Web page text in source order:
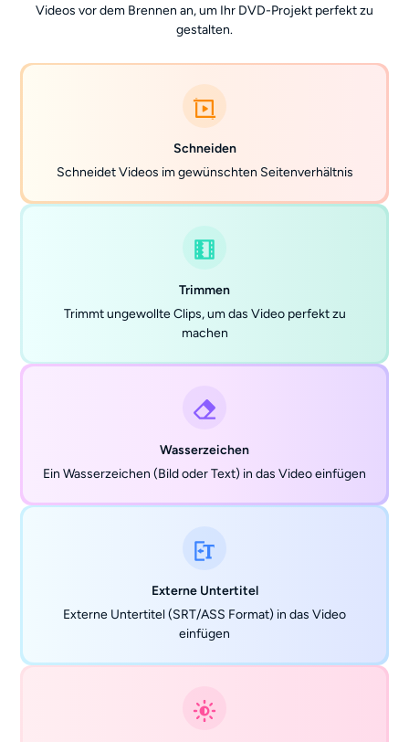
Videos vor dem Brennen an, um Ihr DVD-Projekt perfekt zu
gestalten.
Schneiden
Schneidet Videos im gewünschten Seitenverhältnis
Trimmen
Trimmt ungewollte Clips, um das Video perfekt zu
machen
Wasserzeichen
Ein Wasserzeichen (Bild oder Text) in das Video einfügen
Externe Untertitel
Externe Untertitel (SRT/ASS Format) in das Video
einfügen